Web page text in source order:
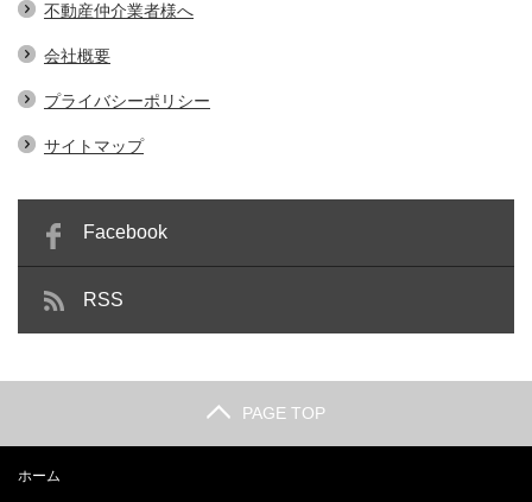
不動産仲介業者様へ
会社概要
プライバシーポリシー
サイトマップ
Facebook
RSS
PAGE TOP
ホーム